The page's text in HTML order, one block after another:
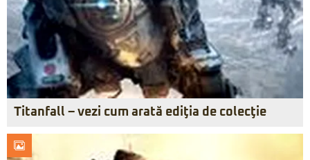
Titanfall – vezi cum arată ediţia de colecţie